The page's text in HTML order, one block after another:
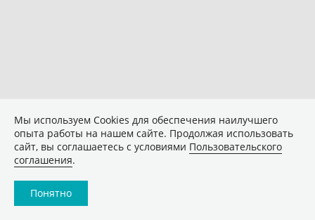
Мы используем Сookies для обеспечения наилучшего
опыта работы на нашем сайте. Продолжая использовать
сайт, вы соглашаетесь с условиями Пользовательского
соглашения.
Понятно